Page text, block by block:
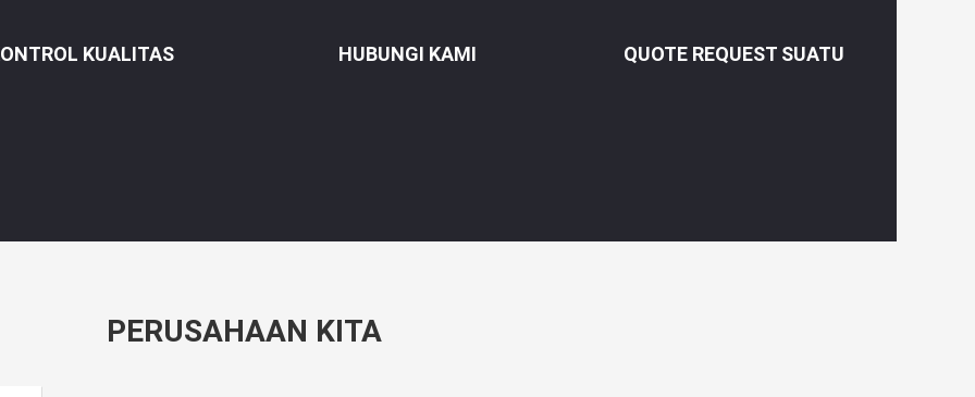
KUALITAS HUBUNGI KAMI QUOTE REQUEST SUATU
PERUSAHAAN KITA